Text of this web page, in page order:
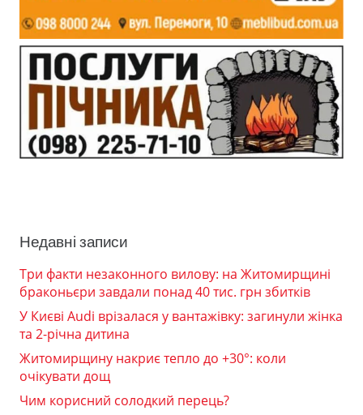
Недавні записи
Три факти незаконного вилову: на Житомирщині
браконьєри завдали понад 40 тис. грн збитків
У Києві Audi врізалася у вантажівку: загинули жінка
та 2-річна дитина
Житомирщину накриє тепло до +30°: коли
очікувати дощ
Чим корисний солодкий перець?